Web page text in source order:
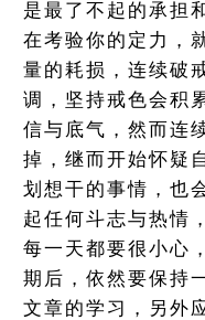
是最了不起的承担
在考验你的定力，
量的耗损，连续破
调，坚持戒色会积
信与底气，然而连
掉，继而开始怀疑
划想干的事情，也
起任何斗志与热情
每一天都要很小心
期后，依然要保持
文章的学习，另外